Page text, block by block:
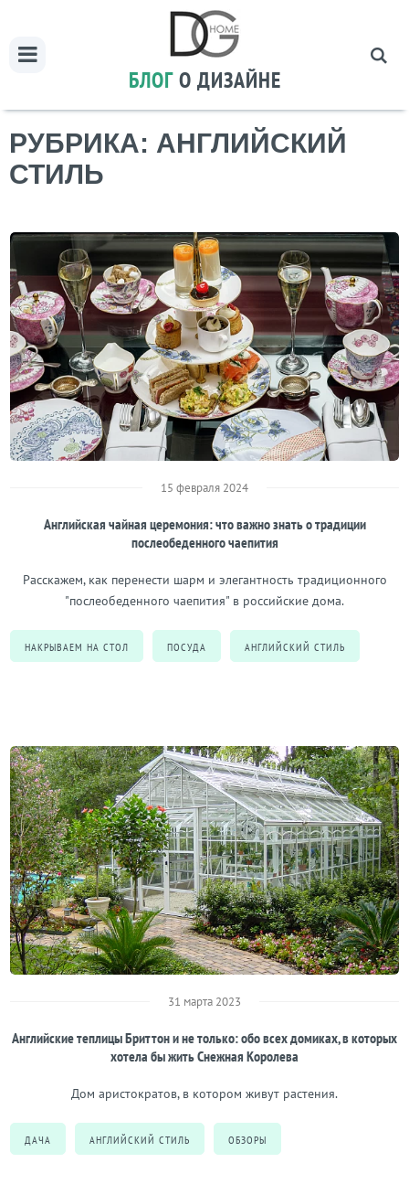
БЛОГ О ДИЗАЙНЕ
РУБРИКА: АНГЛИЙСКИЙ
СТИЛЬ
15 февраля 2024
Английская чайная церемония: что важно знать о традиции
послеобеденного чаепития
Расскажем, как перенести шарм и элегантность традиционного
"послеобеденного чаепития" в российские дома.
НАКРЫВАЕМ НА СТОЛ ПОСУДА АНГЛИЙСКИЙ СТИЛЬ
31 марта 2023
Английские теплицы Бриттон и не только: обо всех домиках, в которых
хотела бы жить Снежная Королева
Дом аристократов, в котором живут растения.
ДАЧА АНГЛИЙСКИЙ СТИЛЬ ОБЗОРЫ